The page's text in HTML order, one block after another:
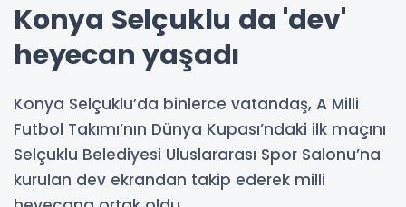
Konya Selçuklu da 'dev'
heyecan yaşadı
Konya Selçuklu’da binlerce vatandaş, A Milli
Futbol Takımı’nın Dünya Kupası’ndaki ilk maçını
Selçuklu Belediyesi Uluslararası Spor Salonu’na
kurulan dev ekrandan takip ederek milli